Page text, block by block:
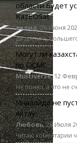
области будет
KazEOSat
халид, 26 Июня
да достичь
Могут ли
по ОСМС
Multiverse, 12
Не понял, а что не
Инвалида не
Актау
Любовь, 28 Июля
Читаю коментарии